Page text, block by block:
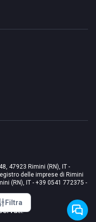
Filtra
47923 Rimini (RN), IT -
delle imprese di Rimini
(RN), IT - +39 0541 772375 -